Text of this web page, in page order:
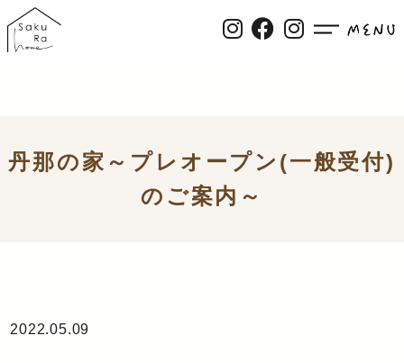
丹那の家～プレオープン(一般受付)
のご案内～
2022.05.09